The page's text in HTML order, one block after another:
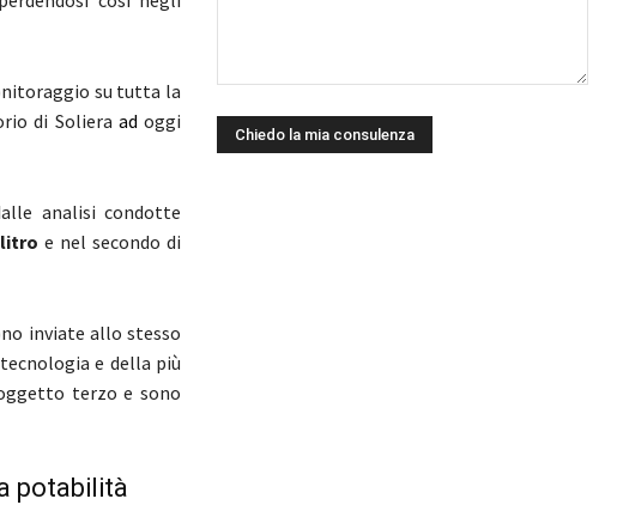
su tutta la
di Soliera ad oggi
analisi condotte
e nel secondo di
inviate allo stesso
e della più
terzo e sono
potabilità